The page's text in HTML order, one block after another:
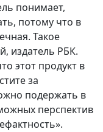
понимает,
потому что в
Такое
издатель РБК.
этот продукт в
за
подержать в
перспектив